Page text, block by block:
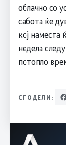
облачно со
сабота ќе
кој наместа
недела
потопло
СПОДЕЛИ: